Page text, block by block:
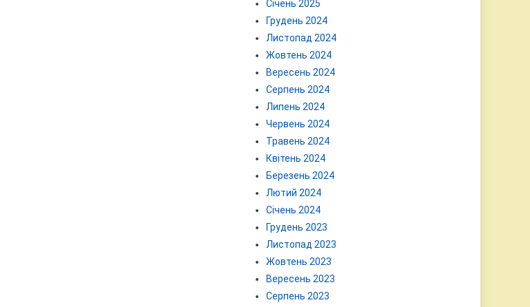
Січень 2025
Грудень 2024
Листопад 2024
Жовтень 2024
Вересень 2024
Серпень 2024
Липень 2024
Червень 2024
Травень 2024
Квітень 2024
Березень 2024
Лютий 2024
Січень 2024
Грудень 2023
Листопад 2023
Жовтень 2023
Вересень 2023
Серпень 2023